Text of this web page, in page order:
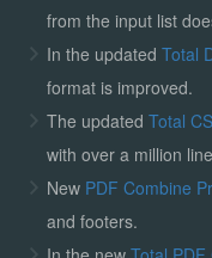
from the input list
In the updated Total
format is improved.
The updated Total
with over a million
New PDF Combine
and footers.